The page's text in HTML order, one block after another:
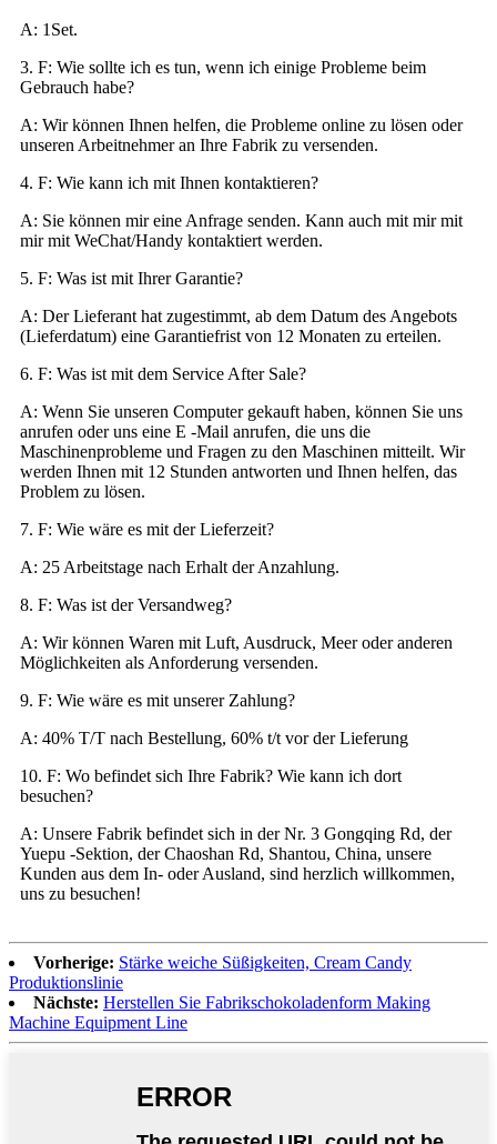
A: 1Set.
3. F: Wie sollte ich es tun, wenn ich einige Probleme beim
Gebrauch habe?
A: Wir können Ihnen helfen, die Probleme online zu lösen oder
unseren Arbeitnehmer an Ihre Fabrik zu versenden.
4. F: Wie kann ich mit Ihnen kontaktieren?
A: Sie können mir eine Anfrage senden. Kann auch mit mir mit
mir mit WeChat/Handy kontaktiert werden.
5. F: Was ist mit Ihrer Garantie?
A: Der Lieferant hat zugestimmt, ab dem Datum des Angebots
(Lieferdatum) eine Garantiefrist von 12 Monaten zu erteilen.
6. F: Was ist mit dem Service After Sale?
A: Wenn Sie unseren Computer gekauft haben, können Sie uns
anrufen oder uns eine E -Mail anrufen, die uns die
Maschinenprobleme und Fragen zu den Maschinen mitteilt. Wir
werden Ihnen mit 12 Stunden antworten und Ihnen helfen, das
Problem zu lösen.
7. F: Wie wäre es mit der Lieferzeit?
A: 25 Arbeitstage nach Erhalt der Anzahlung.
8. F: Was ist der Versandweg?
A: Wir können Waren mit Luft, Ausdruck, Meer oder anderen
Möglichkeiten als Anforderung versenden.
9. F: Wie wäre es mit unserer Zahlung?
A: 40% T/T nach Bestellung, 60% t/t vor der Lieferung
10. F: Wo befindet sich Ihre Fabrik? Wie kann ich dort
besuchen?
A: Unsere Fabrik befindet sich in der Nr. 3 Gongqing Rd, der
Yuepu -Sektion, der Chaoshan Rd, Shantou, China, unsere
Kunden aus dem In- oder Ausland, sind herzlich willkommen,
uns zu besuchen!
Vorherige: Stärke weiche Süßigkeiten, Cream Candy
Produktionslinie
Nächste: Herstellen Sie Fabrikschokoladenform Making
Machine Equipment Line